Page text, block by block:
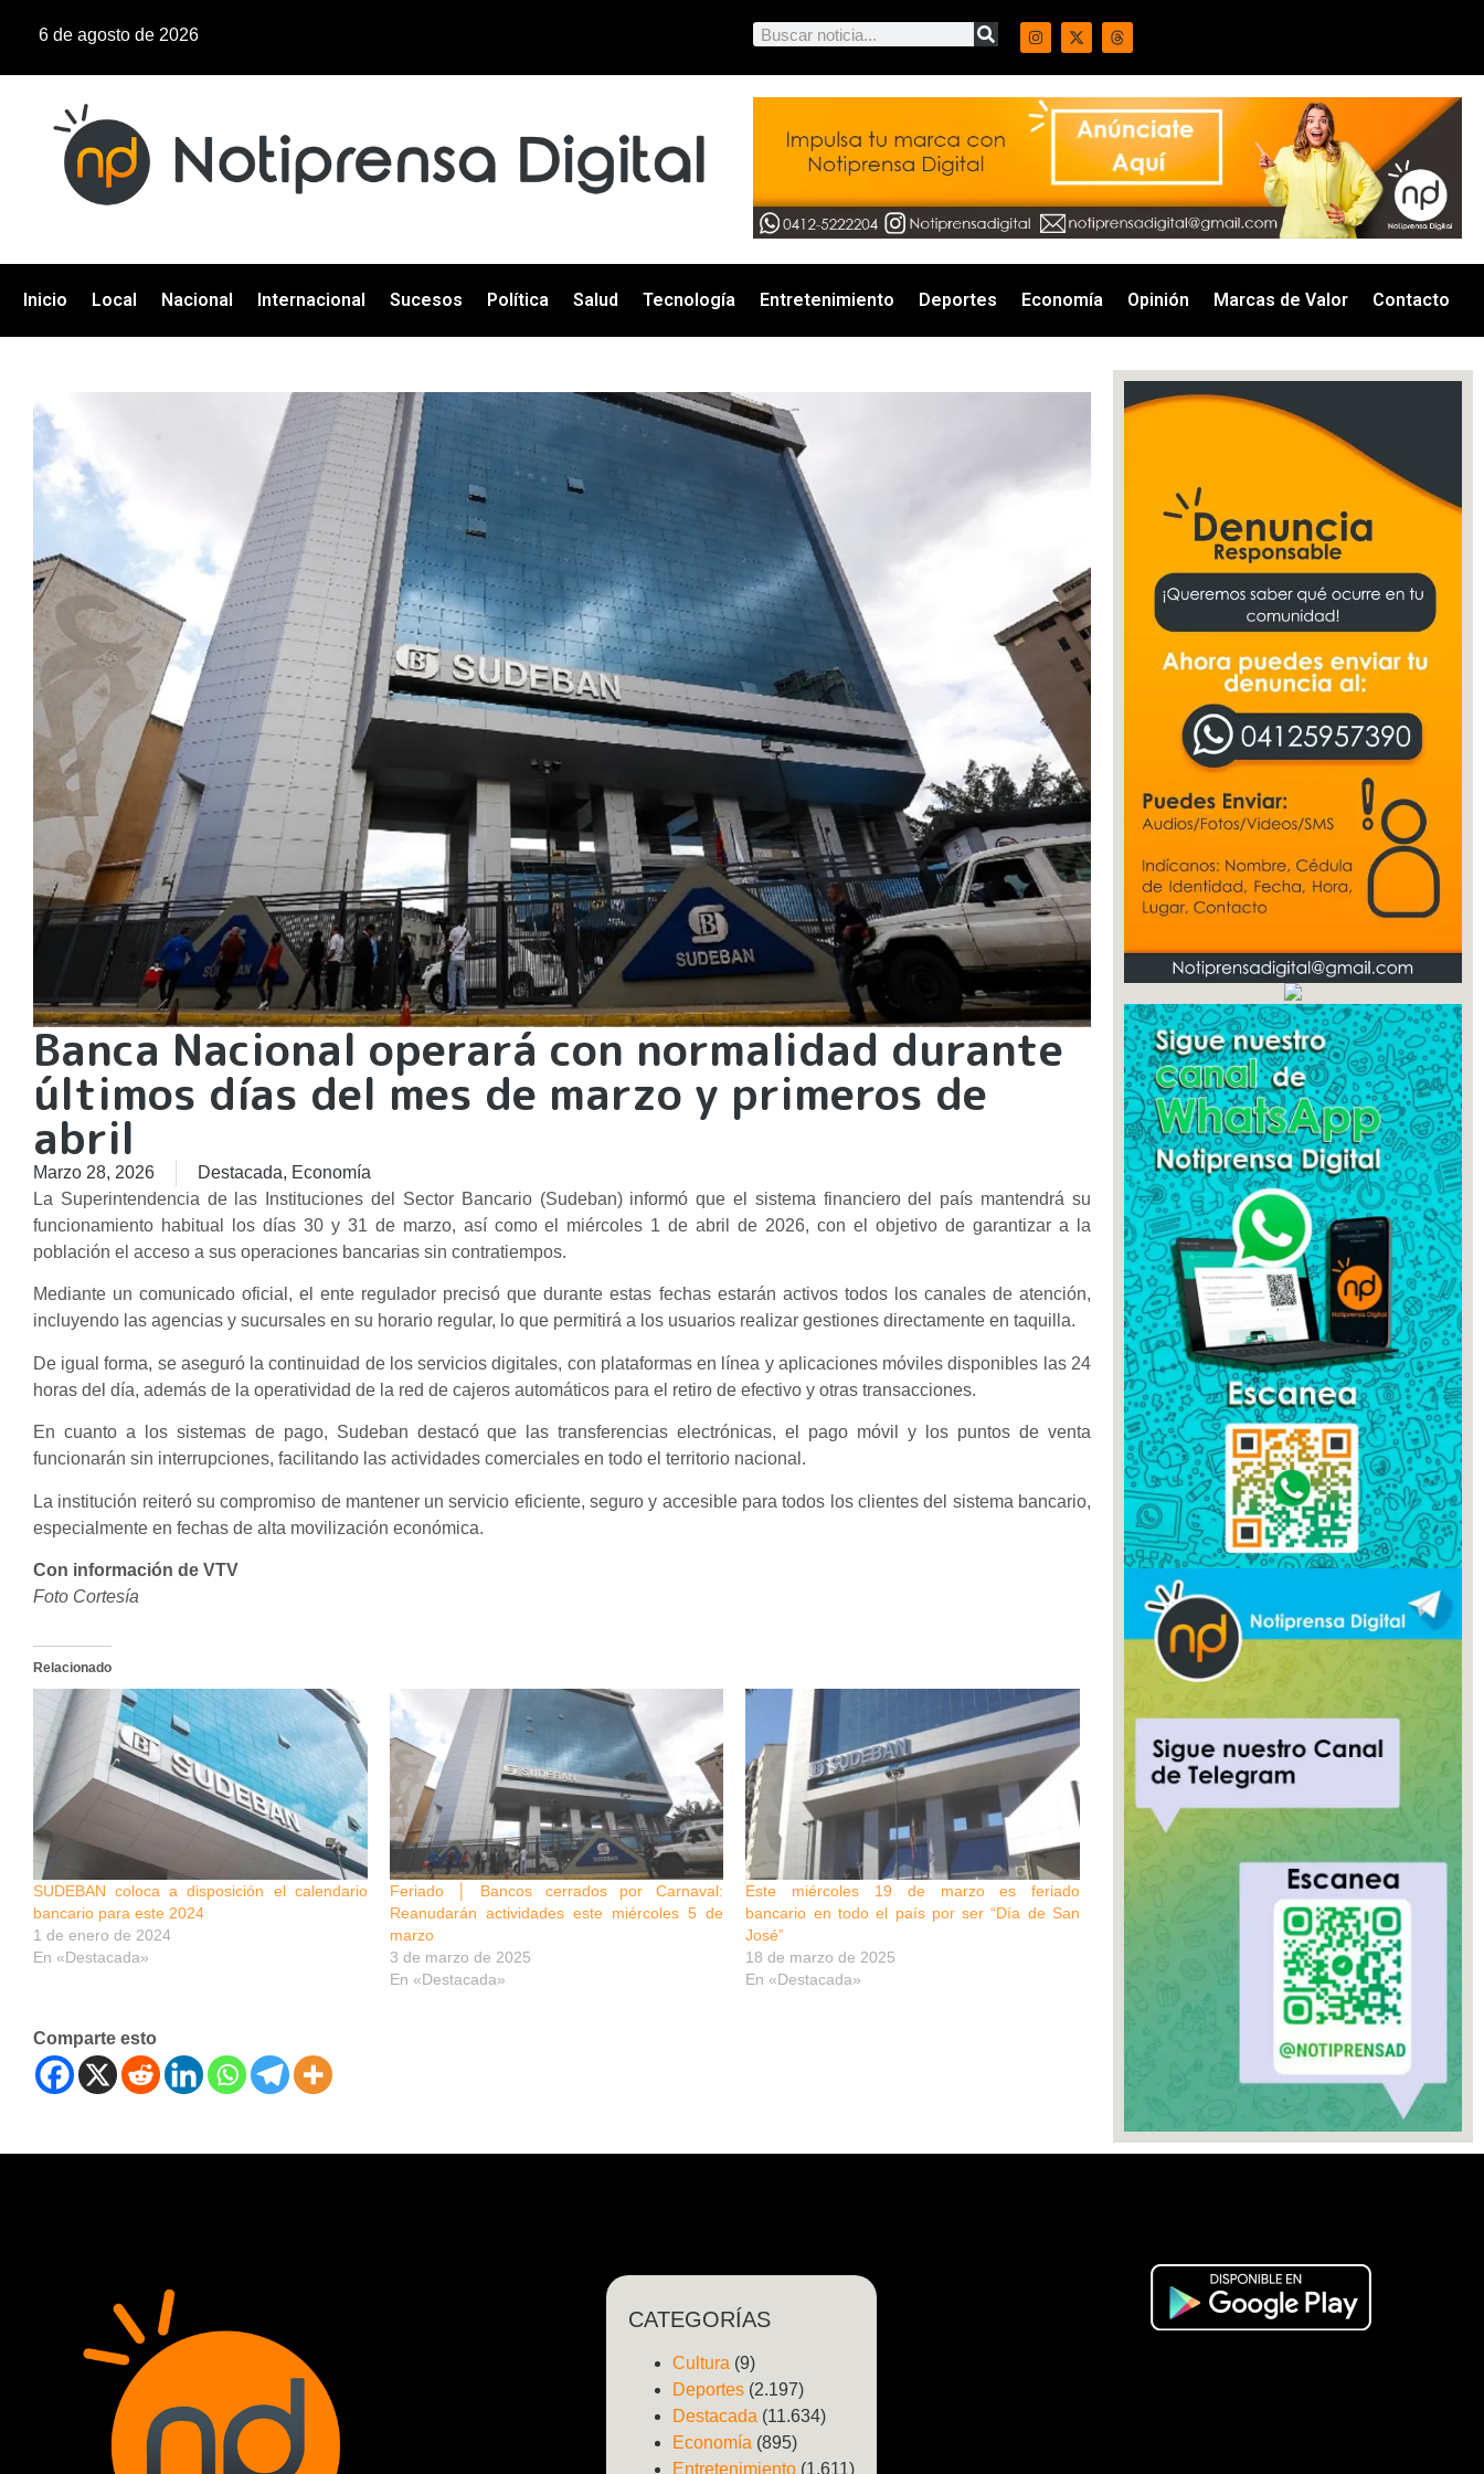
6 de agosto de 2026
Inicio Local Nacional Internacional Sucesos Política Salud Tecnología Entretenimiento Deportes Economía Opinión Marcas de Valor Contacto
Banca Nacional operará con normalidad durante
últimos días del mes de marzo y primeros de
abril
Marzo 28, 2026 Destacada, Economía
La Superintendencia de las Instituciones del Sector Bancario (Sudeban) informó que el sistema financiero del país mantendrá su
funcionamiento habitual los días 30 y 31 de marzo, así como el miércoles 1 de abril de 2026, con el objetivo de garantizar a la
población el acceso a sus operaciones bancarias sin contratiempos.
Mediante un comunicado oficial, el ente regulador precisó que durante estas fechas estarán activos todos los canales de atención,
incluyendo las agencias y sucursales en su horario regular, lo que permitirá a los usuarios realizar gestiones directamente en taquilla.
De igual forma, se aseguró la continuidad de los servicios digitales, con plataformas en línea y aplicaciones móviles disponibles las 24
horas del día, además de la operatividad de la red de cajeros automáticos para el retiro de efectivo y otras transacciones.
En cuanto a los sistemas de pago, Sudeban destacó que las transferencias electrónicas, el pago móvil y los puntos de venta
funcionarán sin interrupciones, facilitando las actividades comerciales en todo el territorio nacional.
La institución reiteró su compromiso de mantener un servicio eficiente, seguro y accesible para todos los clientes del sistema bancario,
especialmente en fechas de alta movilización económica.
Con información de VTV
Foto Cortesía
Relacionado
SUDEBAN coloca a disposición el calendario
bancario para este 2024
1 de enero de 2024
En «Destacada»
Feriado │ Bancos cerrados por Carnaval:
Reanudarán actividades este miércoles 5 de
marzo
3 de marzo de 2025
En «Destacada»
Este miércoles 19 de marzo es feriado
bancario en todo el país por ser “Día de San
José”
18 de marzo de 2025
En «Destacada»
Comparte esto
CATEGORÍAS
Cultura (9)
Deportes (2.197)
Destacada (11.634)
Economía (895)
Entretenimiento (1.611)